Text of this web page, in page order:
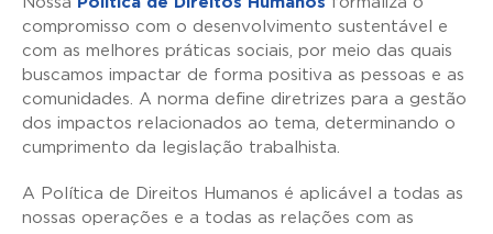
compromisso com o desenvolvimento sustentável e
com as melhores práticas sociais, por meio das quais
buscamos impactar de forma positiva as pessoas e as
comunidades. A norma define diretrizes para a gestão
dos impactos relacionados ao tema, determinando o
cumprimento da legislação trabalhista.
A Política de Direitos Humanos é aplicável a todas as
nossas operações e a todas as relações com as